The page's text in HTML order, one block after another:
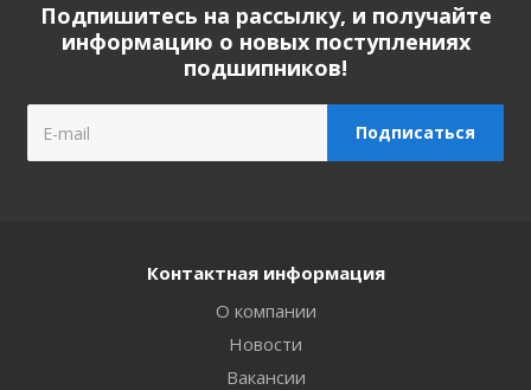
Подпишитесь на рассылку, и получайте
информацию о новых поступлениях
подшипников!
Контактная информация
О компании
Новости
Вакансии